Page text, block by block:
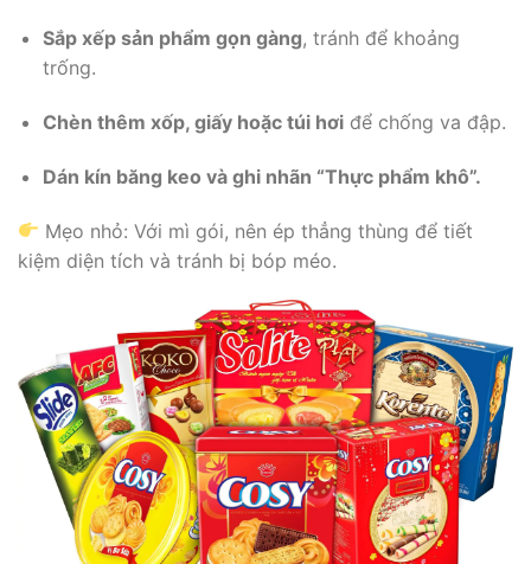
Sắp xếp sản phẩm gọn gàng, tránh để khoảng
trống.
Chèn thêm xốp, giấy hoặc túi hơiđể chống va đập.
Dán kín băng keo và ghi nhãn “Thực phẩm khô”.
Mẹo nhỏ: Với mì gói, nên ép thẳng thùng để tiết
kiệm diện tích và tránh bị bóp méo.